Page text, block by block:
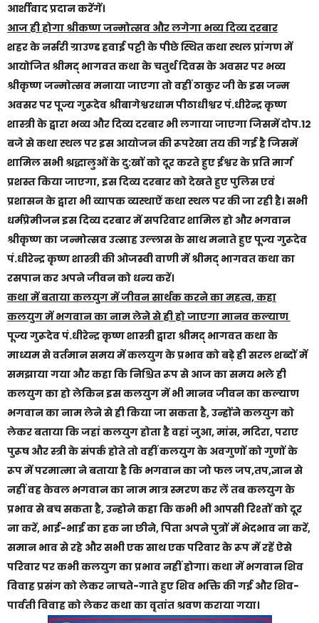
आर्शीवाद प्रदान करेंगें।
आज ही होगा श्रीकष्ण जन्मोत्सव और लगेगा भव्य दिव्य दरबार
शहर के नर्सरी ग्राउण्ड हवाई पट्टी के पीछे स्थित कथा स्थल प्रांगण में
आयोजित श्रीमद् भागवत कथा के चतुर्थ दिवस के अवसर पर भव्य
श्रीकृष्ण जन्मोत्सव मनाया जाएगा तो वहीं ठाकुर जी के इस जन्म
अवसर पर पूज्य गुरूदेव श्रीबागेश्वरधाम पीठाधीश्वर पं.धीरेन्द्र कृष्ण
शास्त्री के द्वारा भव्य और दिव्य दरबार भी लगाया जाएगा जिसमें दोप.12
बजे से कथा स्थल पर इस आयोजन की रूपरेखा तय की गई है जिसमें
शामिल सभी श्रद्धालुओं के दु:खों को दूर करते हुए ईश्वर के प्रति मार्ग
प्रशस्त किया जाएगा, इस दिव्य दरबार को देखते हुए पुलिस एवं
प्रशासन के द्वारा भी व्यापक व्यस्थाऐं कथा स्थल पर की जा रही है। सभी
धर्मप्रेमीजन इस दिव्य दरबार में सपरिवार शामिल हो और भगवान
श्रीकृष्ण का जन्मोत्सव उत्साह उल्लास के साथ मनाते हुए पूज्य गुरूदेव
पं.धीरेन्द्र कृष्ण शास्त्री की ओजस्वी वाणी में श्रीमद् भागवत कथा का
रसपान कर अपने जीवन को धन्य करें।
कथा में बताया कलयुग में जीवन सार्थक करने का महत्व, कहा
कलयुग में भगवान का नाम लेने से ही हो जाएगा मानव कल्याण
पूज्य गुरूदेव पं.धीरेन्द्र कृष्ण शास्त्री द्वारा श्रीमद् भागवत कथा के
माध्यम से वर्तमान समय में कलयुग के प्रभाव को बड़े ही सरल शब्दों में
समझाया गया और कहा कि निश्चित रूप से आज का समय भले ही
कलयुग का हो लेकिन इस कलयुग में भी मानव जीवन का कल्याण
भगवान का नाम लेने से ही किया जा सकता है, उन्होंने कलयुग को
लेकर बताया कि जहां कलयुग होता है वहां जुआ, मांस, मदिरा, पराए
पुरूष और स्त्री के संपर्क होते तो वहीं कलयुग के अवगुणों को गुणों के
रूप में परमात्मा ने बताया है कि भगवान का जो फल जप,तप,ज्ञान से
नहीं वह केवल भगवान का नाम मात्र स्मरण कर लें तब कलयुग के
प्रभाव से बच सकता है, उन्होने कहा कि कभी भी आपसी रिश्तों को दूर
ना करें, भाई-भाई का हक ना छीने, पिता अपने पुत्रों में भेदभाव ना करें,
समान भाव से रहे और सभी एक साथ एक परिवार के रूप में रहें ऐसे
परिवार पर कभी कलयुग का प्रभाव नहीं होगा। कथा में भगवान शिव
विवाह प्रसंग को लेकर नाचते-गाते हुए शिव भक्ति की गई और शिव-
पार्वती विवाह को लेकर कथा का वृतांत श्रवण कराया गया।